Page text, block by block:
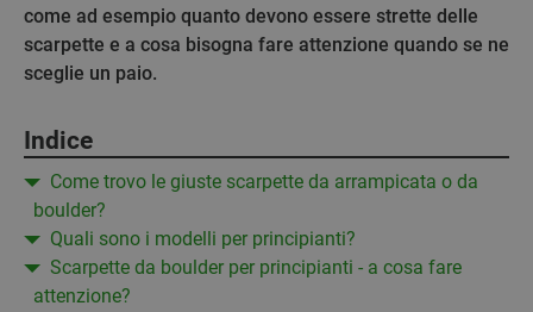
come ad esempio quanto devono essere strette delle
scarpette e a cosa bisogna fare attenzione quando se ne
sceglie un paio.
Indice
Come trovo le giuste scarpette da arrampicata o da
boulder?
Quali sono i modelli per principianti?
Scarpette da boulder per principianti - a cosa fare
attenzione?